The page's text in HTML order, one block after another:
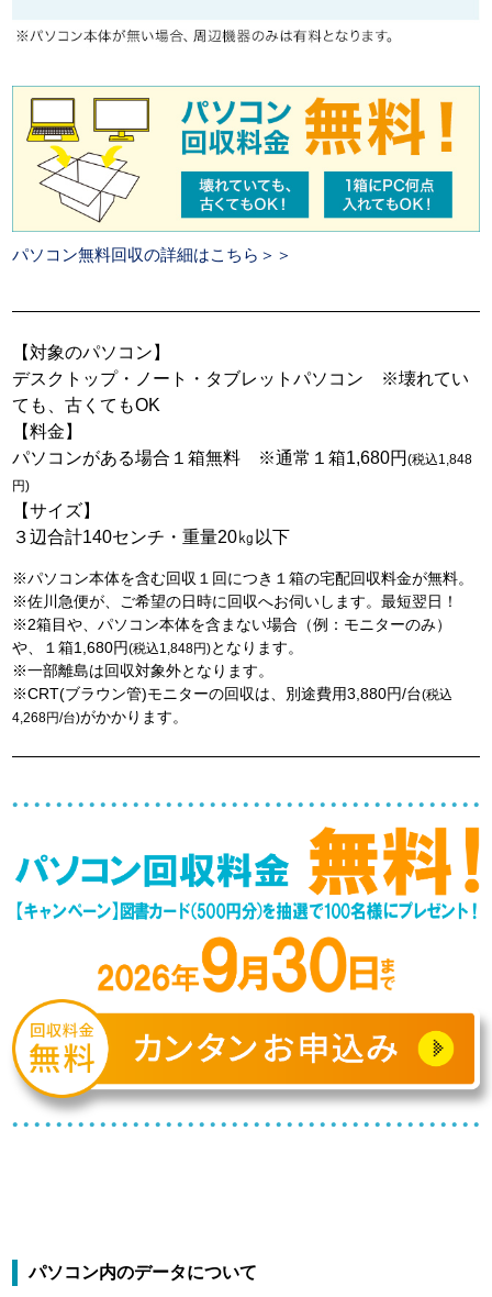
パソコン無料回収の詳細はこちら＞＞
【対象のパソコン】
デスクトップ・ノート・タブレットパソコン ※壊れてい
ても、古くてもOK
【料金】
パソコンがある場合１箱無料 ※通常１箱1,680円(税込1,848
円)
【サイズ】
３辺合計140センチ・重量20㎏以下
※パソコン本体を含む回収１回につき１箱の宅配回収料金が無料。
※佐川急便が、ご希望の日時に回収へお伺いします。最短翌日！
※2箱目や、パソコン本体を含まない場合（例：モニターのみ）
や、１箱1,680円(税込1,848円)となります。
※一部離島は回収対象外となります。
※CRT(ブラウン管)モニターの回収は、別途費用3,880円/台(税込
4,268円/台)がかかります。
パソコン内のデータについて